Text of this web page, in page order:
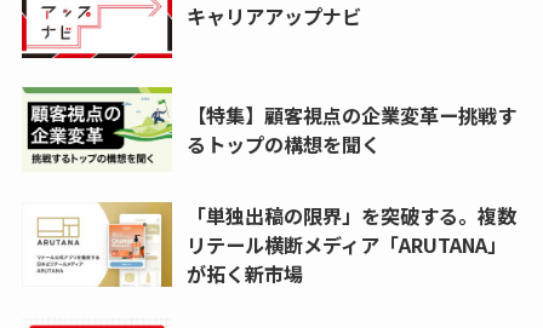
キャリアアップナビ
【特集】顧客視点の企業変革ー挑戦す
るトップの構想を聞く
「単独出稿の限界」を突破する。複数
リテール横断メディア「ARUTANA」
が拓く新市場